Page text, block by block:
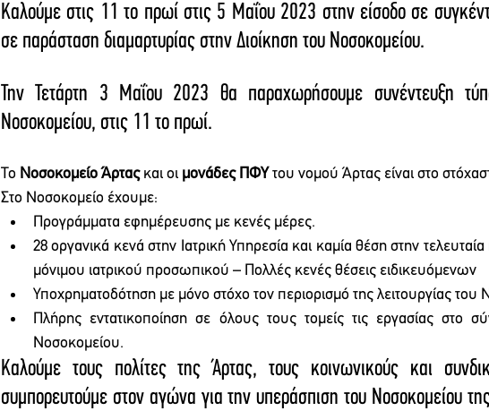
Καλούμε στις 11 το πρωί στις 5 Μαΐου 2023 στην είσοδο σε
σε παράσταση διαμαρτυρίας στην Διοίκηση του Νοσοκομείου.
Την Τετάρτη 3 Μαΐου 2023 θα παραχωρήσουμε συνέντευξη
Νοσοκομείου, στις 11 το πρωί.
Το Νοσοκομείο Άρτας και οι μονάδες ΠΦΥ του νομού Άρτας είναι στο
Στο Νοσοκομείο έχουμε:
Προγράμματα εφημέρευσης με κενές μέρες.
28 οργανικά κενά στην Ιατρική Υπηρεσία και καμία θέση στην
μόνιμου ιατρικού προσωπικού – Πολλές κενές θέσεις ειδικευόμενων
Υποχρηματοδότηση με μόνο στόχο τον περιορισμό της λειτουργίας του
Πλήρης εντατικοποίηση σε όλους τους τομείς τις εργασίας στο
Νοσοκομείου.
Καλούμε τους πολίτες της Άρτας, τους κοινωνικούς και
συμπορευτούμε στον αγώνα για την υπεράσπιση του Νοσοκομείου